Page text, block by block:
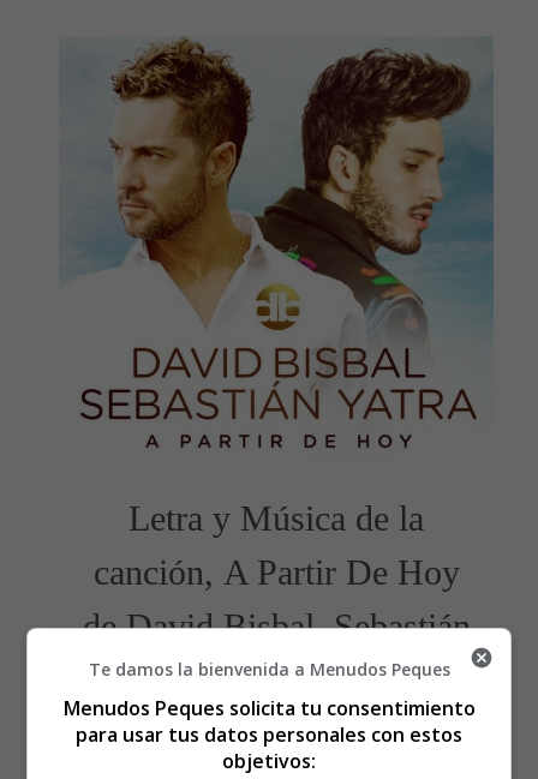
Letra y Música de la
canción, A Partir De Hoy
de David Bisbal, Sebastián
Yatra
Te damos la bienvenida a Menudos Peques
Menudos Peques solicita tu consentimiento
para usar tus datos personales con estos
objetivos: